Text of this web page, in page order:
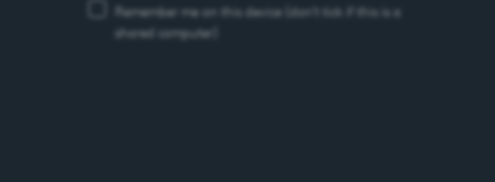
Remember me on this device (don’t tick if this is a
shared computer)